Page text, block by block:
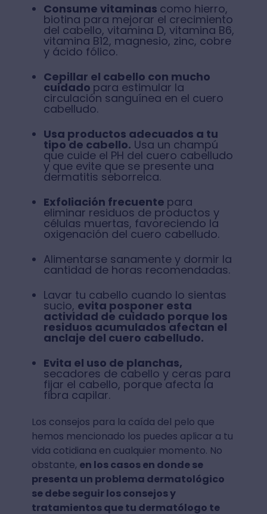
Consume vitaminas como hierro,
biotina para mejorar el crecimiento
del cabello, vitamina D, vitamina B6,
vitamina B12, magnesio, zinc, cobre
y ácido fólico.
Cepillar el cabello con mucho
cuidado para estimular la
circulación sanguínea en el cuero
cabelludo.
Usa productos adecuados a tu
tipo de cabello. Usa un champú
que cuide el PH del cuero cabelludo
y que evite que se presente una
dermatitis seborreica.
Exfoliación frecuente para
eliminar residuos de productos y
células muertas, favoreciendo la
oxigenación del cuero cabelludo.
Alimentarse sanamente y dormir la
cantidad de horas recomendadas.
Lavar tu cabello cuando lo sientas
sucio, evita posponer esta
actividad de cuidado porque los
residuos acumulados afectan el
anclaje del cuero cabelludo.
Evita el uso de planchas,
secadores de cabello y ceras para
fijar el cabello, porque afecta la
fibra capilar.
Los consejos para la caída del pelo que
hemos mencionado los puedes aplicar a tu
vida cotidiana en cualquier momento. No
obstante, en los casos en donde se
presenta un problema dermatológico
se debe seguir los consejos y
tratamientos que tu dermatólogo te